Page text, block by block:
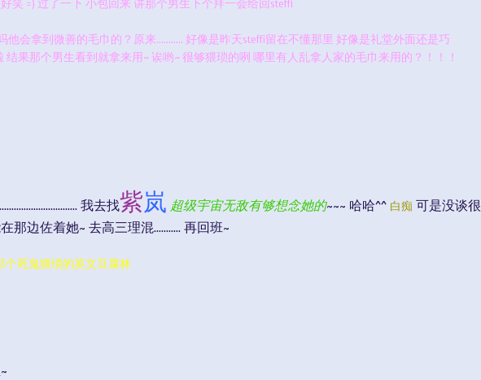
笑 =) 过了一下 小包回来 讲那个男生下个拜一会给回steffi
他会拿到微善的毛巾的？原来........... 好像是昨天steffi留在不懂那里 好像是礼堂外面还是巧
结果那个男生看到就拿来用~ 诶哟~ 很够猥琐的咧 哪里有人乱拿人家的毛巾来用的？！！！
我去找紫岚 超级宇宙无敌有够想念她的~~~ 哈哈^^ 白痴 可是没谈很
那边佐着她~ 去高三理混........... 再回班~
个死鬼猥琐的英文豆腐林